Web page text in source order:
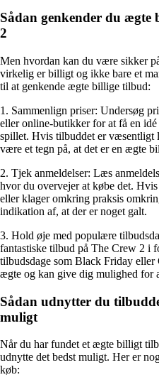
Sådan genkender du
2
Men hvordan kan du være sikker
virkelig er billigt og ikke bare et
til at genkende ægte billige tilbud:
1. Sammenlign priser: Undersøg
eller online-butikker for at få en
spillet. Hvis tilbuddet er væsentligt
være et tegn på, at det er en ægte
2. Tjek anmeldelser: Læs
hvor du overvejer at købe det.
eller klager omkring praksis
indikation af, at der er noget galt.
3. Hold øje med populære
fantastiske tilbud på The Crew 2 i
tilbudsdage som Black Friday
ægte og kan give dig mulighed for
Sådan udnytter du
muligt
Når du har fundet et ægte billigt
udnytte det bedst muligt. Her er
køb: